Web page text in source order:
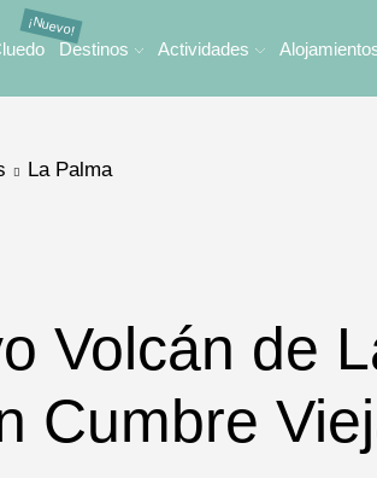
Destinos Actividades
La Palma
Volcán de
Cumbre